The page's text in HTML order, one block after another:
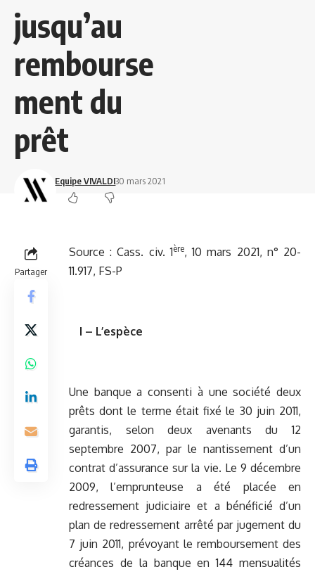
jusqu’au
rembourse
ment du
prêt
Equipe VIVALDI30 mars 2021
Partager
Source :Cass. civ. 1ère, 10 mars 2021, n° 20-
11.917, FS-P
I – L’espèce
Une banque a consenti à une société deux
prêts dont le terme était fixé le 30 juin 2011,
garantis, selon deux avenants du 12
septembre 2007, par le nantissement d’un
contrat d’assurance sur la vie. Le 9 décembre
2009, l’emprunteuse a été placée en
redressement judiciaire et a bénéficié d’un
plan de redressement arrêté par jugement du
7 juin 2011, prévoyant le remboursement des
créances de la banque en 144 mensualités